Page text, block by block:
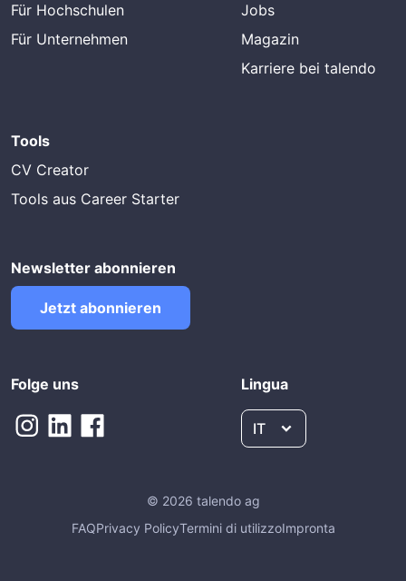
Für Hochschulen
Für Unternehmen
Jobs
Magazin
Karriere bei talendo
Tools
CV Creator
Tools aus Career Starter
Newsletter abonnieren
Jetzt abonnieren
Folge uns Lingua
IT
© 2026 talendo ag
FAQPrivacy PolicyTermini di utilizzoImpronta